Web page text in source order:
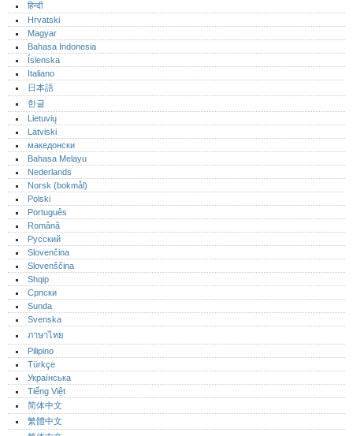
हिन्दी
Hrvatski
Magyar
Bahasa Indonesia
Íslenska
Italiano
日本語
한글
Lietuvių
Latviski
македонски
Bahasa Melayu
Nederlands
Norsk (bokmål)‎
Polski
Português‎
Română
Русский
Slovenčina
Slovenščina
Shqip
Српски
Sunda
Svenska
ภาษาไทย
Pilipino
Türkçe
Українська
Tiếng Việt
简体中文
繁體中文